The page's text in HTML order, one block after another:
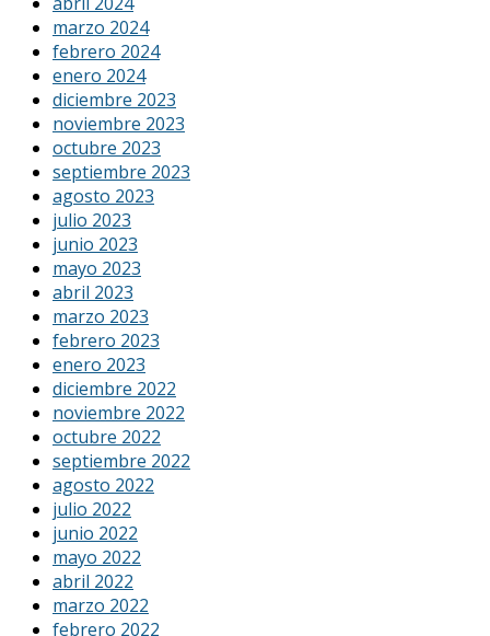
marzo 2024
febrero 2024
enero 2024
diciembre 2023
noviembre 2023
octubre 2023
septiembre 2023
agosto 2023
julio 2023
junio 2023
mayo 2023
abril 2023
marzo 2023
febrero 2023
enero 2023
diciembre 2022
noviembre 2022
octubre 2022
septiembre 2022
agosto 2022
julio 2022
junio 2022
mayo 2022
abril 2022
marzo 2022
febrero 2022